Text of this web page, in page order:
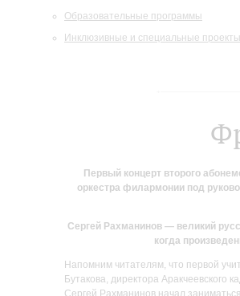
Образовательные программы
Инклюзивные и специальные проекты
Первый концерт второго
оркестра филармонии под
Сергей Рахманинов — великий
когда
Напомним читателям, что первой
Бутакова, директора Аракчеевского
Сергей Рахманинов начал